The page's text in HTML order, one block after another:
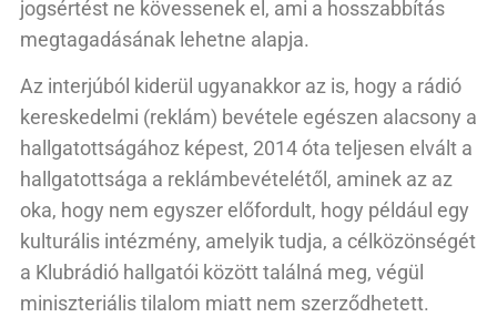
jogsértést ne kövessenek el, ami a hosszabbítás
megtagadásának lehetne alapja.
Az interjúból kiderül ugyanakkor az is, hogy a rádió
kereskedelmi (reklám) bevétele egészen alacsony a
hallgatottságához képest, 2014 óta teljesen elvált a
hallgatottsága a reklámbevételétől, aminek az az
oka, hogy nem egyszer előfordult, hogy például egy
kulturális intézmény, amelyik tudja, a célközönségét
a Klubrádió hallgatói között találná meg, végül
miniszteriális tilalom miatt nem szerződhetett.